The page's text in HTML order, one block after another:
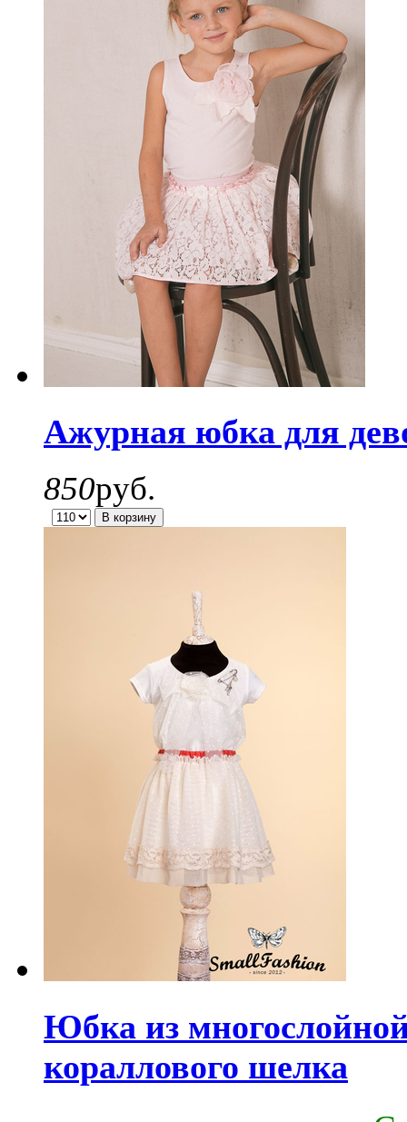
Ажурная юбка для
850руб.
Юбка из
кораллового шелка